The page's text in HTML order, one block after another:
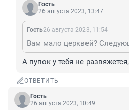
Гость
26 августа 2023, 13:47
Гость26 августа 2023, 11:54
А пупок у тебя не
ОТВЕТИТЬ
Гость
26 августа 2023, 10:49